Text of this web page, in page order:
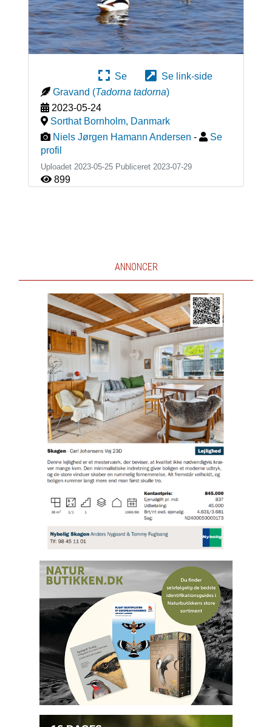
Se
Se link-side
Gravand (Tadorna tadorna)
2023-05-24
Sorthat Bornholm, Danmark
Niels Jørgen Hamann Andersen -
Se
profil
Uploadet 2023-05-25 Publiceret 2023-07-29
899
ANNONCER